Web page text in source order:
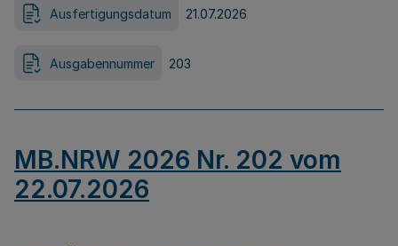
Ausfertigungsdatum 21.07.2026
Ausgabennummer 203
MB.NRW 2026 Nr. 202 vom
22.07.2026